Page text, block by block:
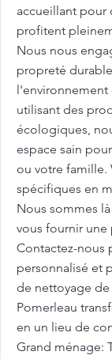
accueillant pour
profitent
Nous nous
propreté
l'environnement
utilisant des
écologiques,
espace sain
ou votre famille.
spécifiques en
Nous sommes
vous fournir une
Contactez-nous
personnalisé et
de nettoyage
Pomerleau
en un lieu de
Grand ménage: